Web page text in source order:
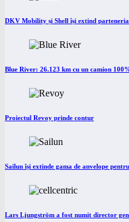
DKV Mobility și Shell își extind
Blue River: 26.123 km cu un camion
Proiectul Revoy prinde contur
Sailun își extinde gama de anvelope
Lars Ljungström a fost numit director